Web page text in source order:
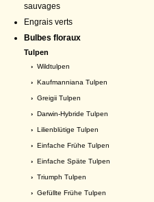
sauvages
Engrais verts
Bulbes floraux
Tulpen
› Wildtulpen
› Kaufmanniana Tulpen
› Greigii Tulpen
› Darwin-Hybride Tulpen
› Lilienblütige Tulpen
› Einfache Frühe Tulpen
› Einfache Späte Tulpen
› Triumph Tulpen
› Gefüllte Frühe Tulpen